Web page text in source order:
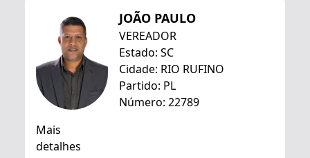
JOÃO PAULO
VEREADOR
Estado: SC
Cidade: RIO RUFINO
Partido: PL
Número: 22789
Mais
detalhes